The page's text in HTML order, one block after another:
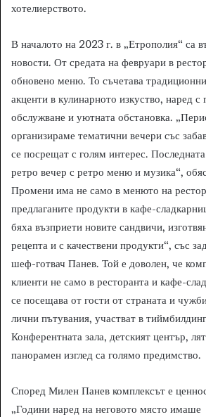
хотелиерството.
В началото на 2023 г. в „Етрополия“ са
новости. От средата на февруари в
обновено меню. То съчетава
акценти в кулинарното изкуство, наред с
обслужване и уютната обстановка.
организираме тематични вечери със
се посрещат с голям интерес.
ретро вечер с ретро меню и музика“,
Промени има не само в менюто на
предлаганите продукти в кафе-
бяха възприети новите сандвичи,
рецепта и с качествени продукти“, със
шеф-готвач Панев. Той е доволен, че
клиенти не само в ресторанта и кафе-
се посещава от гости от страната и
лични пътувания, участват в
Конферентната зала, детският център,
панорамен изглед са голямо предимство.
Според Милен Панев комплексът е
„Години наред на неговото място имаше